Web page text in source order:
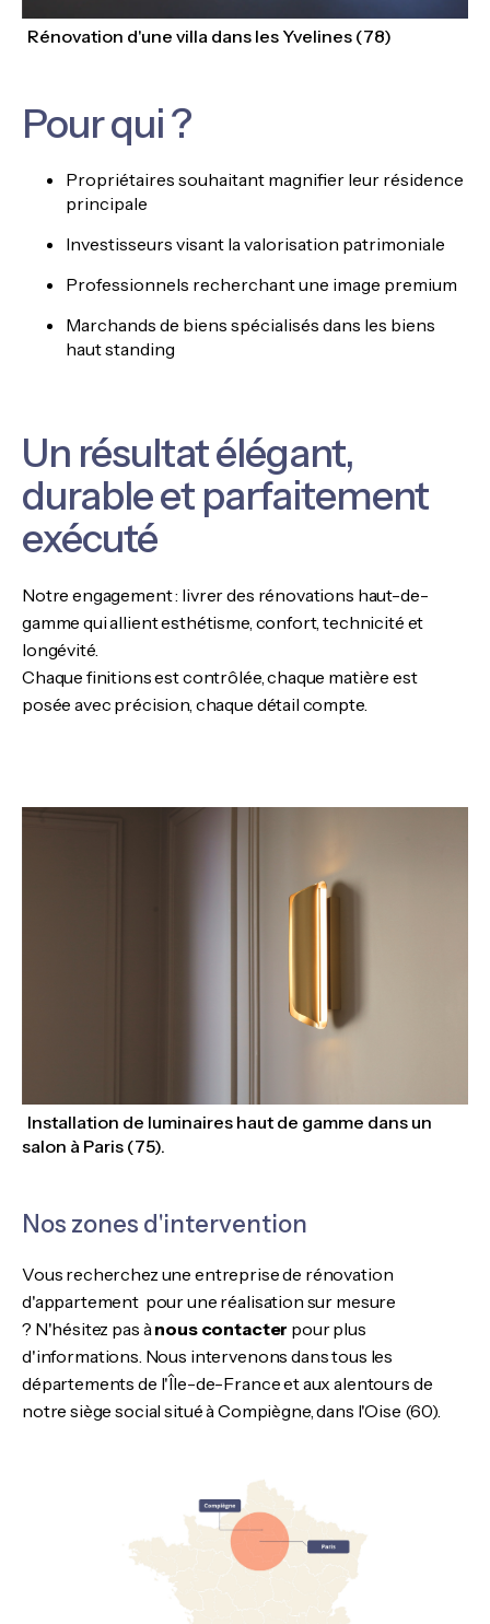
Rénovation d'une villa dans les Yvelines (78)
Pour qui ?
Propriétaires souhaitant magnifier leur résidence
principale
Investisseurs visant la valorisation patrimoniale
Professionnels recherchant une image premium
Marchands de biens spécialisés dans les biens
haut standing
Un résultat élégant,
durable et parfaitement
exécuté
Notre engagement : livrer des rénovations haut-de-
gamme qui allient esthétisme, confort, technicité et
longévité.
Chaque finitions est contrôlée, chaque matière est
posée avec précision, chaque détail compte.
Installation de luminaires haut de gamme dans un
salon à Paris (75).
Nos zones d'intervention
Vous recherchez une entreprise de rénovation
d'appartement pour une réalisation sur mesure
? N'hésitez pas ànous contacter pour plus
d'informations. Nous intervenons dans tous les
départements de l'Île-de-France et aux alentours de
notre siège social situé à Compiègne, dans l'Oise (60).